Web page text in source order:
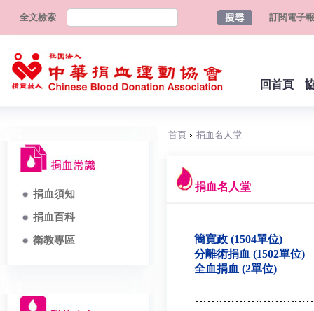
全文檢索 訂閱電子報
回首頁
捐血須知
捐血百科
衛教專區
首頁 捐血名人堂
捐血名人堂
簡寬政 (1504單位)
分離術捐血 (1502單位)
全血捐血 (2單位)